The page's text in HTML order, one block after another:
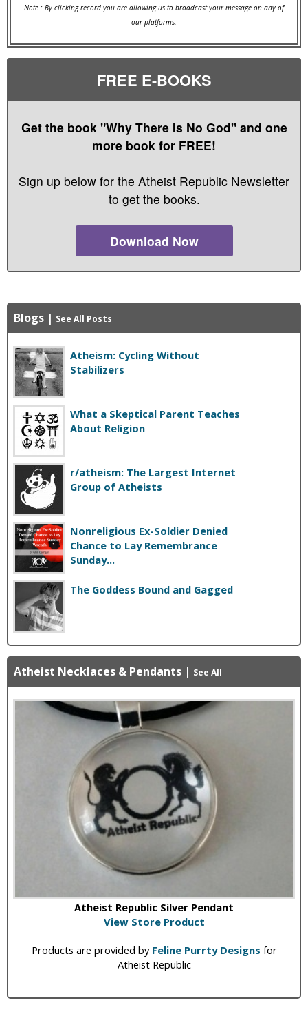
Note : By clicking record you are allowing us to broadcast your message on any of
our platforms.
FREE E-BOOKS
Get the book "Why There Is No God" and one
more book for FREE!
Sign up below for the Atheist Republic Newsletter
to get the books.
Download Now
Blogs | See All Posts
Atheism: Cycling Without
Stabilizers
What a Skeptical Parent Teaches
About Religion
r/atheism: The Largest Internet
Group of Atheists
Nonreligious Ex-Soldier Denied
Chance to Lay Remembrance
Sunday...
The Goddess Bound and Gagged
Atheist Necklaces & Pendants | See All
Atheist Republic Silver Pendant
View Store Product
Products are provided by Feline Purrty Designs for
Atheist Republic